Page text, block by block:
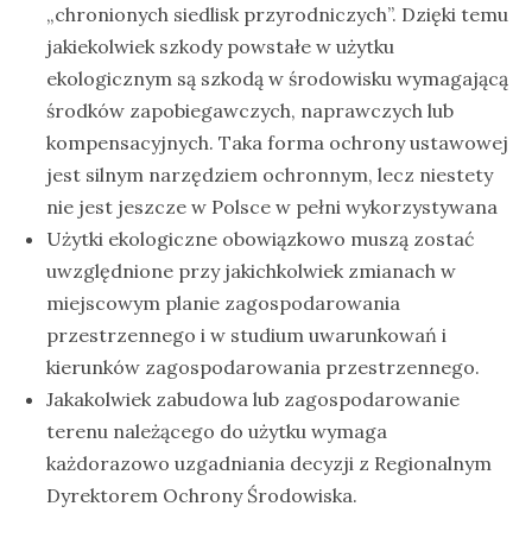
„chronionych siedlisk przyrodniczych”. Dzięki temu
jakiekolwiek szkody powstałe w użytku
ekologicznym są szkodą w środowisku wymagającą
środków zapobiegawczych, naprawczych lub
kompensacyjnych. Taka forma ochrony ustawowej
jest silnym narzędziem ochronnym, lecz niestety
nie jest jeszcze w Polsce w pełni wykorzystywana
Użytki ekologiczne obowiązkowo muszą zostać
uwzględnione przy jakichkolwiek zmianach w
miejscowym planie zagospodarowania
przestrzennego i w studium uwarunkowań i
kierunków zagospodarowania przestrzennego.
Jakakolwiek zabudowa lub zagospodarowanie
terenu należącego do użytku wymaga
każdorazowo uzgadniania decyzji z Regionalnym
Dyrektorem Ochrony Środowiska.